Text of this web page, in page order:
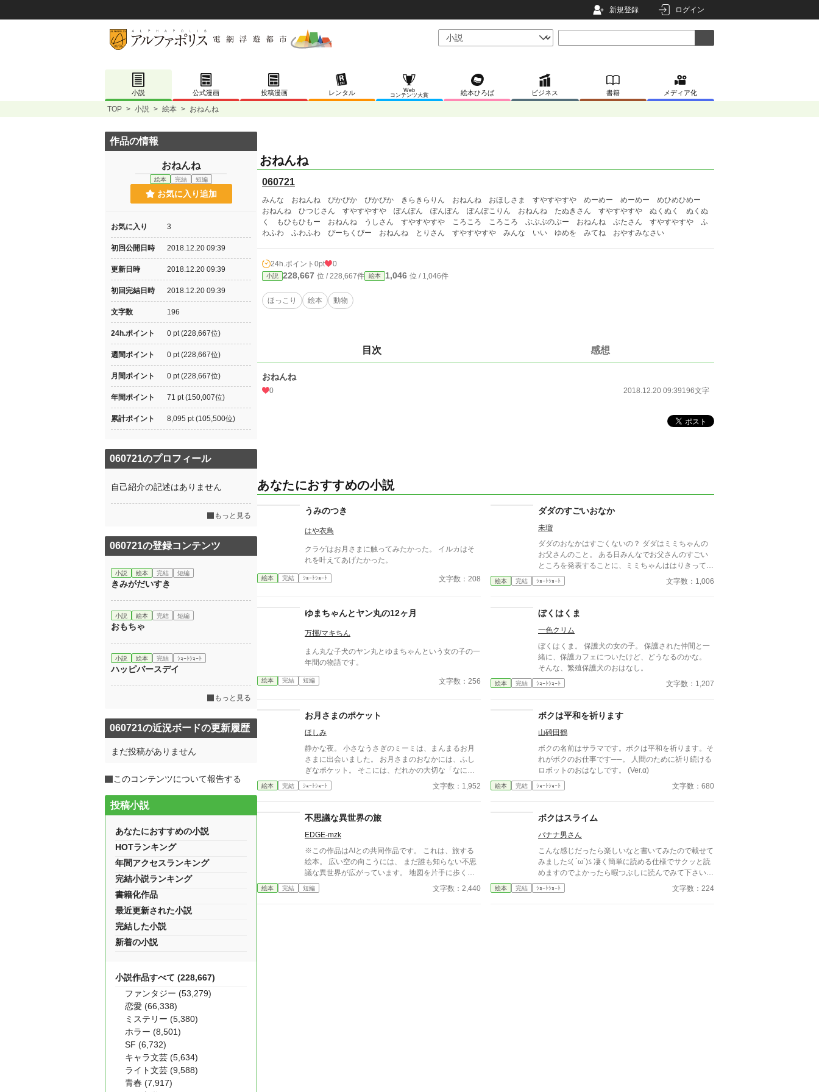
新規登録 ログイン
小説 公式漫画 投稿漫画 レンタル
Web
コンテンツ大賞
絵本ひろば ビジネス 書籍 メディア化
TOP > 小説 > 絵本 > おねんね
おねんね
060721
みんな おねんね ぴかぴか ぴかぴか きらきらりん おねんね おほしさま すやすやすや めーめー めーめー めひめひめー
おねんね ひつじさん すやすやすや ぽんぽん ぽんぽん ぽんぽこりん おねんね たぬきさん すやすやすや ぬくぬく ぬくぬ
く もひもひもー おねんね うしさん すやすやすや ころころ ころころ ぶぶぶのぶー おねんね ぶたさん すやすやすや ふ
わふわ ふわふわ ぴーちくぴー おねんね とりさん すやすやすや みんな いい ゆめを みてね おやすみなさい
24h.ポイント 0pt 0
小説 228,667 位 / 228,667件 絵本 1,046 位 / 1,046件
ほっこり 絵本 動物
目次 感想
おねんね
0 2018.12.20 09:39196文字
あなたにおすすめの小説
うみのつき
はや衣鳥
クラゲはお月さまに触ってみたかった。 イルカはそ
れを叶えてあげたかった。
絵本 完結 ｼｮｰﾄｼｮｰﾄ 文字数：208
ダダのすごいおなか
未瑠
ダダのおなかはすごくないの？ ダダはミミちゃんの
お父さんのこと。 ある日みんなでお父さんのすごい
ところを発表することに、ミミちゃんははりきってダ
ダのすごいところを発表したけど…… ちいさな、し
あわせな勘違い
絵本 完結 ｼｮｰﾄｼｮｰﾄ 文字数：1,006
ゆまちゃんとヤン丸の12ヶ月
万揮/マキちん
まん丸な子犬のヤン丸とゆまちゃんという女の子の一
年間の物語です。
絵本 完結 短編 文字数：256
ぼくはくま
一色クリム
ぼくはくま。 保護犬の女の子。 保護された仲間と一
緒に、保護カフェについたけど、どうなるのかな。
そんな、繁殖保護犬のおはなし。
絵本 完結 ｼｮｰﾄｼｮｰﾄ 文字数：1,207
お月さまのポケット
ほしみ
静かな夜。 小さなうさぎのミーミは、まんまるお月
さまに出会いました。 お月さまのおなかには、ふし
ぎなポケット。 そこには、だれかの大切な「なに
か」が、やさしくしまわれています。 お月さまとミ
ーミの、小さくてあたたかな夜のお話。 ※単体のお
歳の生存戦略！ ―悪役王子はなんとか死ぬ気で生き
延びたい！冤罪処刑はほんとムリぃ！―」の作中作の
絵本
絵本 完結 ｼｮｰﾄｼｮｰﾄ 文字数：1,952
ボクは平和を祈ります
山碕田鶴
ボクの名前はサラマです。ボクは平和を祈ります。そ
れがボクのお仕事です──。 人間のために祈り続ける
ロボットのおはなしです。 (Ver.α)
絵本 完結 ｼｮｰﾄｼｮｰﾄ 文字数：680
不思議な異世界の旅
EDGE-mzk
※この作品はAIとの共同作品です。 これは、旅する
絵本。 広い空の向こうには、 まだ誰も知らない不思
議な異世界が広がっています。 地図を片手に歩く眼
鏡の男の子と、 ランタンを灯して寄り添う白髪の女
の子。 楽しい日も、不思議な日も、 少しだけ勇気が
絵本 完結 短編 文字数：2,440
ボクはスライム
バナナ男さん
こんな感じだったら楽しいなと書いてみたので載せて
みましたઽ( ´ω`)ઽ 凄く簡単に読める仕様でサクッと読
めますのでよかったら暇つぶしに読んでみて下さいま
せ〜・:*。・:*三( ⊃'ω')⊃
絵本 完結 ｼｮｰﾄｼｮｰﾄ 文字数：224
作品の情報
おねんね
絵本 完結 短編
お気に入り追加
お気に入り 3
初回公開日時 2018.12.20 09:39
更新日時 2018.12.20 09:39
初回完結日時 2018.12.20 09:39
文字数 196
24h.ポイント 0 pt (228,667位)
週間ポイント 0 pt (228,667位)
月間ポイント 0 pt (228,667位)
年間ポイント 71 pt (150,007位)
累計ポイント 8,095 pt (105,500位)
060721のプロフィール
自己紹介の記述はありません
もっと見る
060721の登録コンテンツ
小説 絵本 完結 短編
きみがだいすき
小説 絵本 完結 短編
おもちゃ
小説 絵本 完結 ｼｮｰﾄｼｮｰﾄ
ハッピバースデイ
もっと見る
060721の近況ボードの更新履歴
まだ投稿がありません
このコンテンツについて報告する
投稿小説
あなたにおすすめの小説
HOTランキング
年間アクセスランキング
完結小説ランキング
書籍化作品
最近更新された小説
完結した小説
新着の小説
小説作品すべて (228,667)
ファンタジー (53,279)
恋愛 (66,338)
ミステリー (5,380)
ホラー (8,501)
SF (6,732)
キャラ文芸 (5,634)
ライト文芸 (9,588)
青春 (7,917)